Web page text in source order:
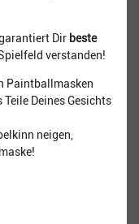
Dir beste
verstanden!
Paintballmasken
Deines Gesichts
neigen,